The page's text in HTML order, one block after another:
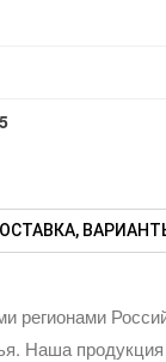
регионами
Наша